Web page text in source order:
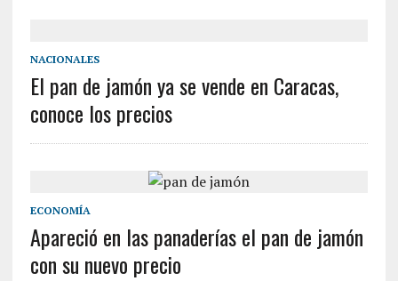
NACIONALES
El pan de jamón ya se vende en Caracas,
conoce los precios
ECONOMÍA
Apareció en las panaderías el pan de jamón
con su nuevo precio